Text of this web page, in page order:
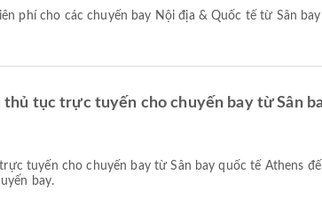
tục trực tuyến cho chuyến bay từ Sân
bay.